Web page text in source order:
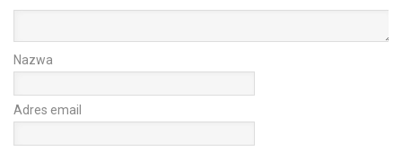
Nazwa
Adres email